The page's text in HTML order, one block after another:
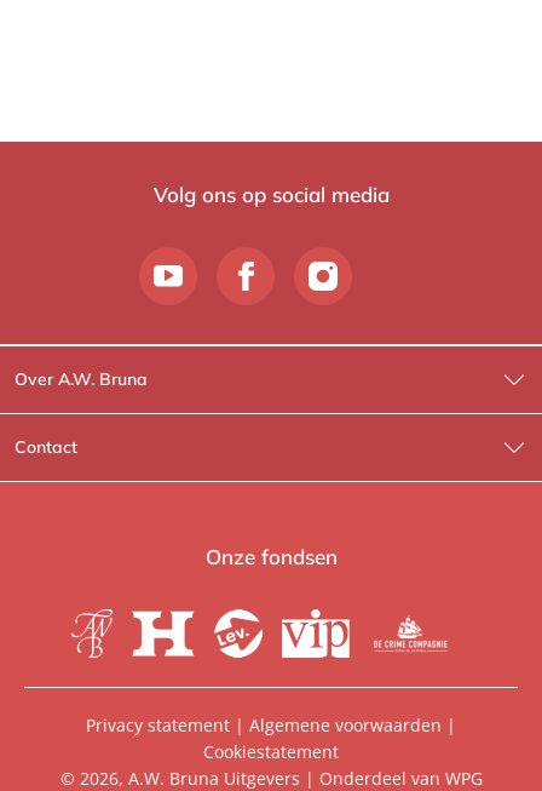
Volg ons op social media
Over A.W. Bruna
Wat wij doen
Wie is Wie?
Heartbeat
Aanbiedingsbrochures
Contact
Contactinformatie
Voor de boekhandels
Manuscripten
Onze fondsen
Privacy statement | Algemene voorwaarden |
Cookiestatement
© 2026, A.W. Bruna Uitgevers | Onderdeel van WPG